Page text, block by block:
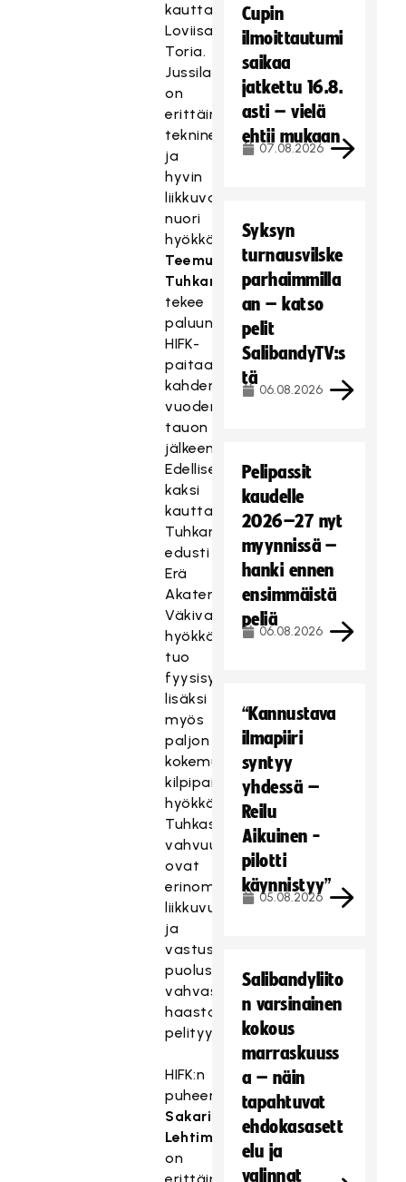
kautta
Loviisan
Toria.
Jussila
on
erittäin
tekninen
ja
hyvin
liikkuva
nuori
hyökkääjälupaus.
Teemu
Tuhkanen
tekee
paluun
HIFK-
paitaan
kahden
vuoden
tauon
jälkeen.
Edelliset
kaksi
kautta
Tuhkanen
edusti
Erä
Akatemiaa.
Väkivahva
hyökkääjä
tuo
fyysisyytensä
lisäksi
myös
paljon
kokemusta
kilpipaitojen
hyökkäykseen.
Tuhkasen
vahvuuksia
ovat
erinomainen
liikkuvuus
ja
vastustajan
puolustajia
vahvasti
haastava
pelityyli.
HIFK:n
puheenjohtaja
Sakari
Lehtimäki
on
Cupin
ilmoittautumi
saikaa
jatkettu 16.8.
asti – vielä
ehtii mukaan
07.08.2026
Syksyn
turnausvilske
parhaimmilla
an – katso
pelit
SalibandyTV:s
tä
06.08.2026
Pelipassit
kaudelle
2026–27 nyt
myynnissä –
hanki ennen
ensimmäistä
peliä
06.08.2026
“Kannustava
ilmapiiri
syntyy
yhdessä –
Reilu
Aikuinen -
pilotti
käynnistyy”
05.08.2026
Salibandyliito
n varsinainen
kokous
marraskuuss
a – näin
tapahtuvat
ehdokasasett
elu ja
valinnat